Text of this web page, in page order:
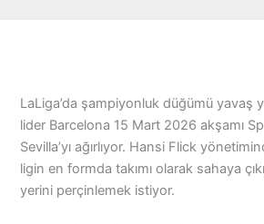
LaLiga’da şampiyonluk düğümü yavaş
lider Barcelona 15 Mart 2026 akşamı
Sevilla’yı ağırlıyor. Hansi Flick
ligin en formda takımı olarak sahaya
yerini perçinlemek istiyor.